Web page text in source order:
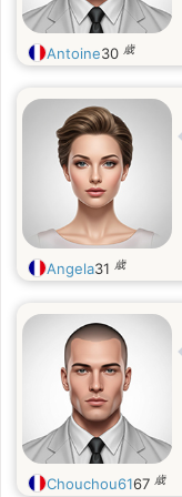
Antoine30 歳
Angela31 歳
Chouchou6167 歳